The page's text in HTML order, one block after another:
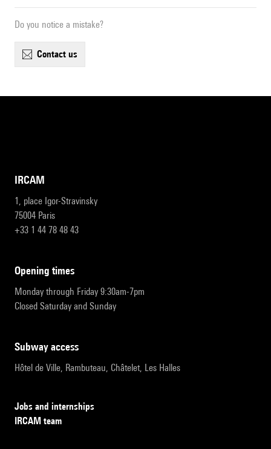
Do you notice a mistake?
contact us
IRCAM
1, place Igor-Stravinsky
75004 Paris
+33 1 44 78 48 43
opening times
Monday through Friday 9:30am-7pm
Closed Saturday and Sunday
subway access
Hôtel de Ville, Rambuteau, Châtelet, Les Halles
Jobs and internships
IRCAM team